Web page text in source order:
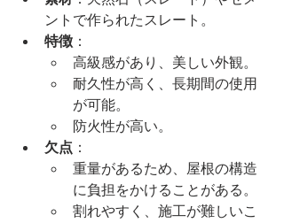
ントで作られたスレート。
特徴：
高級感があり、美しい外観。
耐久性が高く、長期間の使用
が可能。
防火性が高い。
欠点 ：
重量があるため、屋根の構造
に負担をかけることがある。
割れやすく、施工が難しいこ